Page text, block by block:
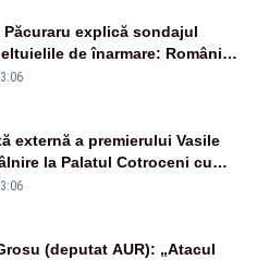
Păcuraru explică sondajul
de înarmare: Românii
în achiziții și un echilibru
externă a premierului Vasile
la Palatul Cotroceni cu
Nicușor Dan
(deputat AUR): „Atacul